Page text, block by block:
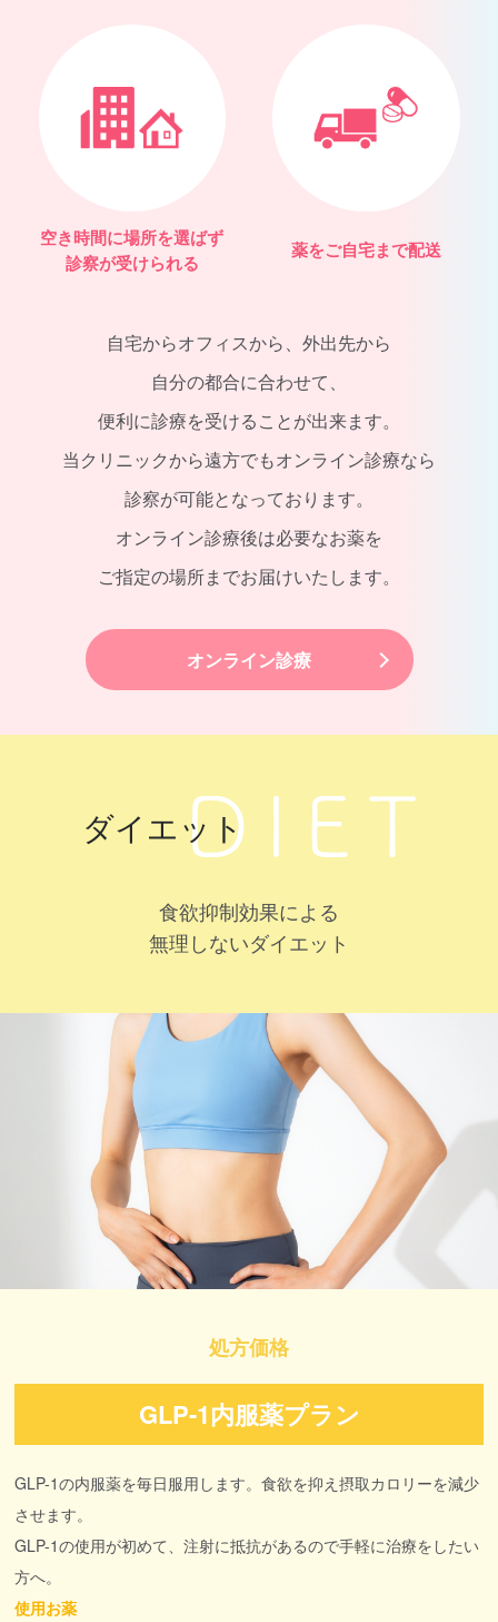
空き時間に場所を選ばず
診察が受けられる
薬をご自宅まで配送
自宅からオフィスから、外出先から
自分の都合に合わせて、
便利に診療を受けることが出来ます。
当クリニックから遠方でもオンライン診療なら
診察が可能となっております。
オンライン診療後は必要なお薬を
ご指定の場所までお届けいたします。
オンライン診療
ダイエット
食欲抑制効果による
無理しないダイエット
処方価格
GLP-1内服薬プラン
GLP-1の内服薬を毎日服用します。食欲を抑え摂取カロリーを減少
させます。
GLP-1の使用が初めて、注射に抵抗があるので手軽に治療をしたい
方へ。
使用お薬